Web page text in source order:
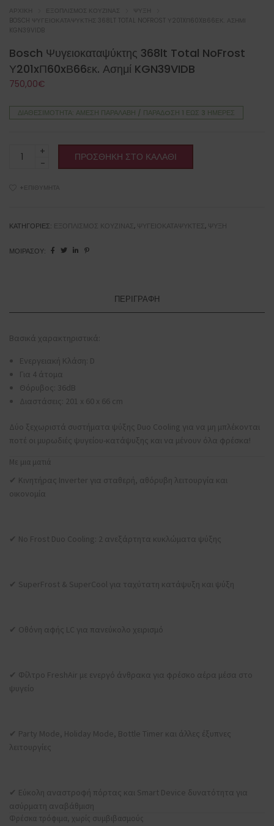
ΑΡΧΙΚΉ ΕΞΟΠΛΙΣΜΌΣ ΚΟΥΖΊΝΑΣ
ΨΎΞΗ
BOSCH ΨΥΓΕΙΟΚΑΤΑΨΎΚΤΗΣ 368LT TOTAL NOFROST Υ201XΠ60XΒ66ΕΚ. ΑΣΗΜΊ
KGN39VIDB
Bosch Ψυγειοκαταψύκτης 368lt Total NoFrost
Υ201xΠ60xΒ66εκ. Ασημί KGN39VIDB
750,00€
ΔΙΑΘΕΣΙΜΌΤΗΤΑ: ΆΜΕΣΗ ΠΑΡΑΛΑΒΉ / ΠΑΡΆΔOΣΗ 1 ΈΩΣ 3 ΗΜΈΡΕΣ
Ψυγειοκαταψύκτης
Total
Ασημί
ποσότητα
ΠΡΟΣΘΉΚΗ ΣΤΟ ΚΑΛΆΘΙ
+ΕΠΙΘΥΜΗΤΆ
ΚΑΤΗΓΟΡΊΕΣ: ΕΞΟΠΛΙΣΜΌΣ ΚΟΥΖΊΝΑΣ , ΨΥΓΕΙΟΚΑΤΑΨΎΚΤΕΣ , ΨΎΞΗ
ΜΟΙΡΆΣΟΥ:
ΠΕΡΙΓΡΑΦΉ
Βασικά χαρακτηριστικά:
Ενεργειακή Κλάση: D
Για 4 άτομα
Θόρυβος: 36dB
Διαστάσεις: 201 x 60 x 66 cm
Δύο ξεχωριστά συστήματα ψύξης Duo Cooling για να μη μπλέκονται
ποτέ οι μυρωδιές ψυγείου-κατάψυξης και να μένουν όλα φρέσκα!
Με μια ματιά
✔ Κινητήρας Inverter για σταθερή, αθόρυβη λειτουργία και
οικονομία
✔ No Frost Duo Cooling: 2 ανεξάρτητα κυκλώματα ψύξης
✔ SuperFrost & SuperCool για ταχύτατη κατάψυξη και ψύξη
✔ Οθόνη αφής LC για πανεύκολο χειρισμό
✔ Φίλτρο FreshAir με ενεργό άνθρακα για φρέσκο αέρα μέσα στο
ψυγείο
✔ Party Mode, Holiday Mode, Bottle Timer και άλλες έξυπνες
λειτουργίες
✔ Εύκολη αναστροφή πόρτας και Smart Device δυνατότητα για
ασύρματη αναβάθμιση
Φρέσκα τρόφιμα, χωρίς συμβιβασμούς